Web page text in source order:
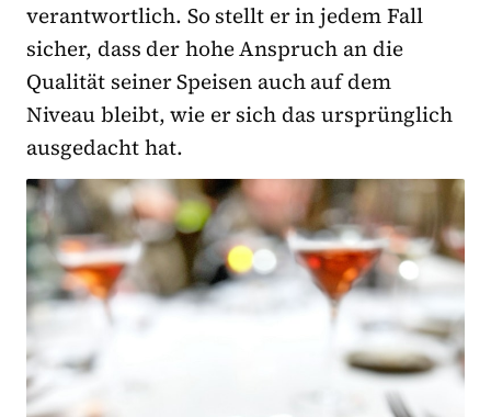
verantwortlich. So stellt er in jedem Fall
sicher, dass der hohe Anspruch an die
Qualität seiner Speisen auch auf dem
Niveau bleibt, wie er sich das ursprünglich
ausgedacht hat.